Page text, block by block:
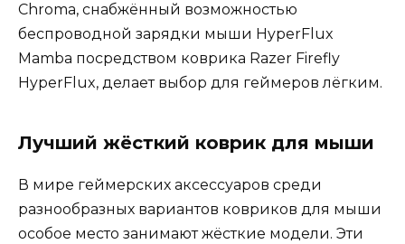
Chroma, снабжённый возможностью
беспроводной зарядки мыши HyperFlux
Mamba посредством коврика Razer Firefly
HyperFlux, делает выбор для геймеров лёгким.
Лучший жёсткий коврик для мыши
В мире геймерских аксессуаров среди
разнообразных вариантов ковриков для мыши
особое место занимают жёсткие модели. Эти